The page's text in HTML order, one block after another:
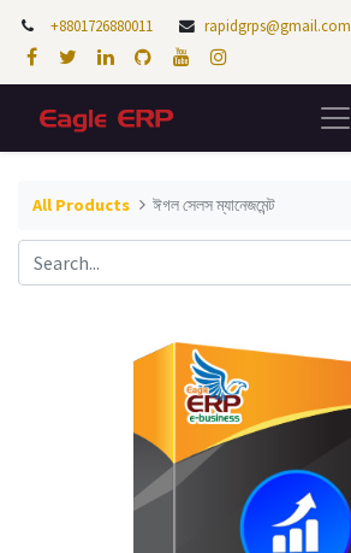
+8801726880011 rapidgrps@gmail.com
All Products ঈগল সেলস ম্যানেজমেন্ট